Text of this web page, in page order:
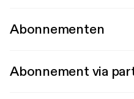
Abonnementen
Abonnement via